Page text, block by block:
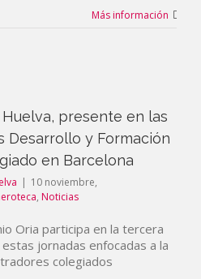
Más información
Huelva, presente en las
Desarrollo y Formación
en Barcelona
| 10 noviembre,
, Noticias
Oria participa en la tercera
jornadas enfocadas a la
colegiados